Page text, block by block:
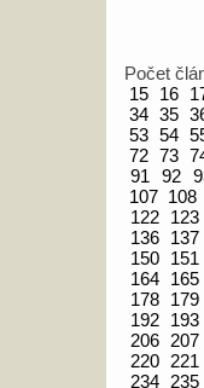
Počet
15 16
34 35
53 54
72 73
91
92
107 108
122
123
136
137
150
151
164
165
178
179
192
193
206 207
220
221
234
235